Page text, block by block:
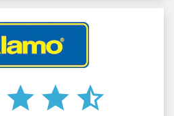
star star star_half